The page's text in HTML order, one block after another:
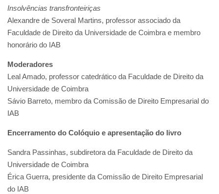
Insolvências transfronteiriças
Alexandre de Soveral Martins, professor associado da
Faculdade de Direito da Universidade de Coimbra e membro
honorário do IAB
Moderadores
Leal Amado, professor catedrático da Faculdade de Direito da
Universidade de Coimbra
Sávio Barreto, membro da Comissão de Direito Empresarial do
IAB
Encerramento do Colóquio e apresentação do livro
Sandra Passinhas, subdiretora da Faculdade de Direito da
Universidade de Coimbra
Érica Guerra, presidente da Comissão de Direito Empresarial
do IAB